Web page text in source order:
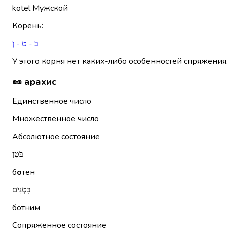
kotel Мужской
Корень:
ב - ט - ן
У этого корня нет каких-либо особенностей
🥜 арахис
Единственное число
Множественное число
Абсолютное состояние
בֹּטֶן
ботен
בָּטְנִים
ботним
Сопряженное состояние